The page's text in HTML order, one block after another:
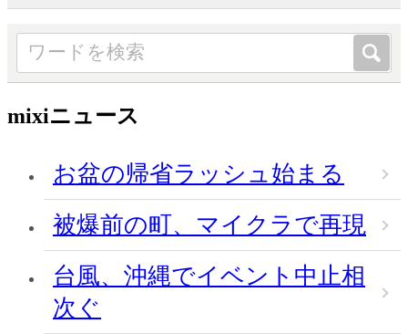
mixiニュース
お盆の帰省ラッシュ始まる
被爆前の町、マイクラで再現
台風、沖縄でイベント中止相
次ぐ